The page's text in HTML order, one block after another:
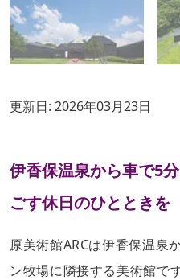
更新日: 2026年03月23日
伊香保温泉から車で5
ごす休日のひとときを
原美術館ARCは伊香保温泉
ン牧場に隣接する美術館で